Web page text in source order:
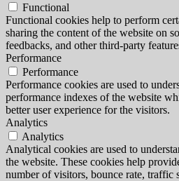
Functional
Functional cookies help to perform
sharing the content of the website on
feedbacks, and other third-party
Performance
Performance
Performance cookies are used to
performance indexes of the website
better user experience for the visitors.
Analytics
Analytics
Analytical cookies are used to
the website. These cookies help
number of visitors, bounce rate, traffic